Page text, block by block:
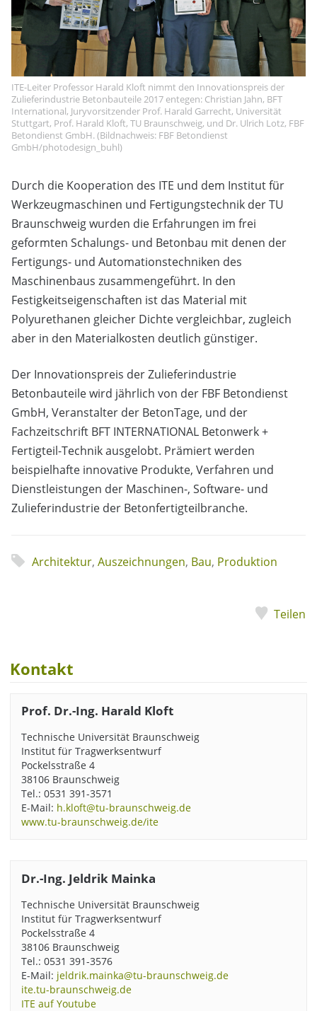
ITE-Leiter Professor Harald Kloft nimmt den Innovationspreis der
Zulieferindustrie Betonbauteile 2017 entegen: Christian Jahn, BFT
International, Juryvorsitzender Prof. Harald Garrecht, Universität
Stuttgart, Prof. Harald Kloft, TU Braunschweig, und Dr. Ulrich Lotz, FBF
Betondienst GmbH. (Bildnachweis: FBF Betondienst
GmbH/photodesign_buhl)
Durch die Kooperation des ITE und dem Institut für
Werkzeugmaschinen und Fertigungstechnik der TU
Braunschweig wurden die Erfahrungen im frei
geformten Schalungs- und Betonbau mit denen der
Fertigungs- und Automationstechniken des
Maschinenbaus zusammengeführt. In den
Festigkeitseigenschaften ist das Material mit
Polyurethanen gleicher Dichte vergleichbar, zugleich
aber in den Materialkosten deutlich günstiger.
Der Innovationspreis der Zulieferindustrie
Betonbauteile wird jährlich von der FBF Betondienst
GmbH, Veranstalter der BetonTage, und der
Fachzeitschrift BFT INTERNATIONAL Betonwerk +
Fertigteil-Technik ausgelobt. Prämiert werden
beispielhafte innovative Produkte, Verfahren und
Dienstleistungen der Maschinen-, Software- und
Zulieferindustrie der Betonfertigteilbranche.
Architektur, Auszeichnungen, Bau, Produktion
Teilen
Kontakt
Prof. Dr.-Ing. Harald Kloft
Technische Universität Braunschweig
Institut für Tragwerksentwurf
Pockelsstraße 4
38106 Braunschweig
Tel.: 0531 391-3571
E-Mail: h.kloft@tu-braunschweig.de
www.tu-braunschweig.de/ite
Dr.-Ing. Jeldrik Mainka
Technische Universität Braunschweig
Institut für Tragwerksentwurf
Pockelsstraße 4
38106 Braunschweig
Tel.: 0531 391-3576
E-Mail: jeldrik.mainka@tu-braunschweig.de
ite.tu-braunschweig.de
ITE auf Youtube